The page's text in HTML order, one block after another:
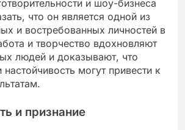
и шоу-бизнеса
что он является одной из
и востребованных личностей в
и творчество вдохновляют
людей и доказывают, что
могут привести к
и признание